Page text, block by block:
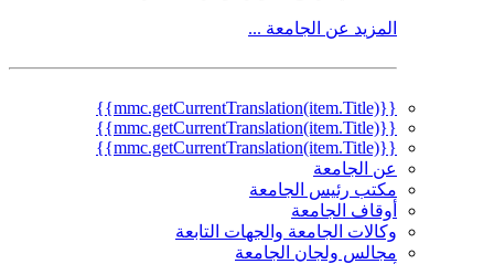
المزيد عن الجامعة ...
{{mmc.getCurrentTranslation(item.Title)}}
{{mmc.getCurrentTranslation(item.Title)}}
{{mmc.getCurrentTranslation(item.Title)}}
عن الجامعة
مكتب رئيس الجامعة
أوقاف الجامعة
وكالات الجامعة والجهات التابعة
مجالس ولجان الجامعة